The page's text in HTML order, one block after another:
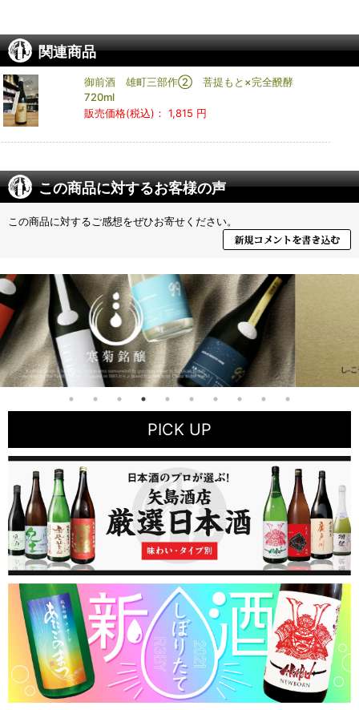
関連商品
御前酒 雄町三部作② 菩提もと×完全醗酵
720ml
販売価格(税込)： 1,815 円
この商品に対するお客様の声
この商品に対するご感想をぜひお寄せください。
PICK UP